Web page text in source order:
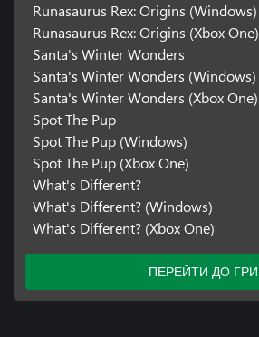
Runasaurus Rex: Origins (Windows)
Runasaurus Rex: Origins (Xbox One)
Santa's Winter Wonders
Santa's Winter Wonders (Windows)
Santa's Winter Wonders (Xbox One)
Spot The Pup
Spot The Pup (Windows)
Spot The Pup (Xbox One)
What's Different?
What's Different? (Windows)
What's Different? (Xbox One)
ПЕРЕЙТИ ДО ГРИ